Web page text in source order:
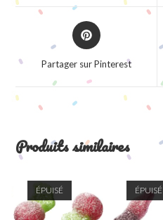
window
Opens
in
window
Partager sur Pinterest
Produits similaires
ÉPUISÉ ÉPUISÉ